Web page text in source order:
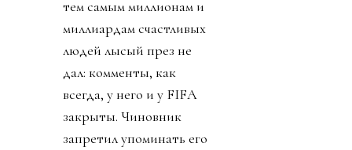
тем самым миллионам и
миллиардам счастливых
людей лысый през не
дал: комменты, как
всегда, у него и у FIFA
закрыты. Чиновник
запретил упоминать его